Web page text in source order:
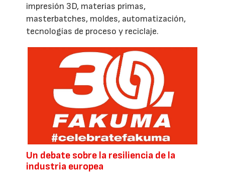
impresión 3D, materias primas,
masterbatches, moldes, automatización,
tecnologías de proceso y reciclaje.
Un debate sobre la resiliencia de la
industria europea